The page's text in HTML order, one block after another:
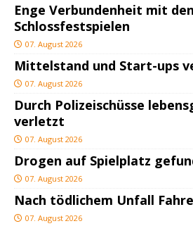
Enge Verbundenheit mit den
Schlossfestspielen
07. August 2026
Mittelstand und Start-ups
07. August 2026
Durch Polizeischüsse
verletzt
07. August 2026
Drogen auf Spielplatz
07. August 2026
Nach tödlichem Unfall
07. August 2026